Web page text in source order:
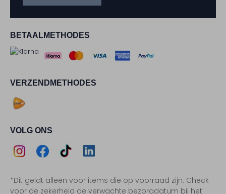
BETAALMETHODES
VERZENDMETHODES
VOLG ONS
Instagram
Facebook
TikTokLinkedIn
*Dit geldt alleen voor items die op voorraad zijn. Check
voor de zekerheid de verwachte bezorgdatum bij het